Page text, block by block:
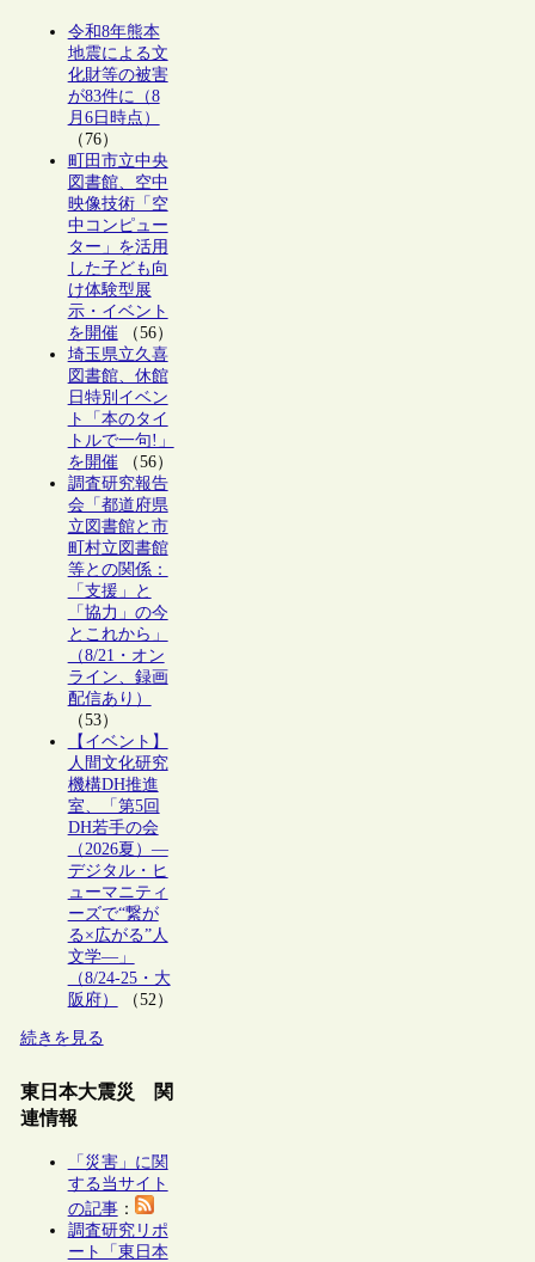
令和8年熊本
地震による文
化財等の被害
が83件に（8
月6日時点）
（76）
町田市立中央
図書館、空中
映像技術「空
中コンピュー
ター」を活用
した子ども向
け体験型展
示・イベント
を開催（56）
埼玉県立久喜
図書館、休館
日特別イベン
ト「本のタイ
トルで一句!」
を開催（56）
調査研究報告
会「都道府県
立図書館と市
町村立図書館
等との関係：
「支援」と
「協力」の今
とこれから」
（8/21・オン
ライン、録画
配信あり）
（53）
【イベント】
人間文化研究
機構DH推進
室、「第5回
DH若手の会
（2026夏）―
デジタル・ヒ
ューマニティ
ーズで“繋が
る×広がる”人
文学―」
（8/24-25・大
阪府）
（52）
続きを見る
東日本大震災 関
連情報
「災害」に関
する当サイト
の記事：
調査研究リポ
ート「東日本